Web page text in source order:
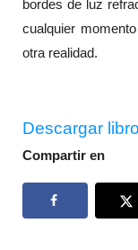
bordes de luz
cualquier
otra realidad.
Descargar
Compartir en